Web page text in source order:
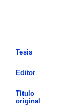
Tesis
Editor
Título
original